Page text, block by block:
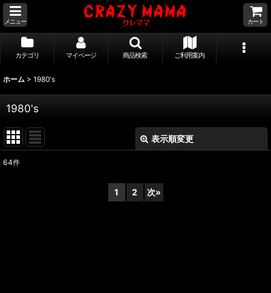
メニュー カート
カテゴリ マイページ 商品検索 ご利用案内
ホーム > 1980's
1980's
表示順変更
64件
1 2 次»